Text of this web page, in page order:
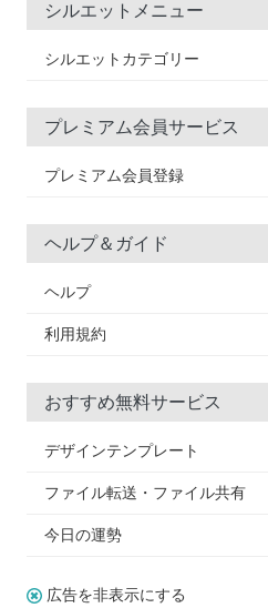
シルエットメニュー
シルエットカテゴリー
プレミアム会員サービス
プレミアム会員登録
ヘルプ＆ガイド
ヘルプ
利用規約
おすすめ無料サービス
デザインテンプレート
ファイル転送・ファイル共有
今日の運勢
広告を非表示にする